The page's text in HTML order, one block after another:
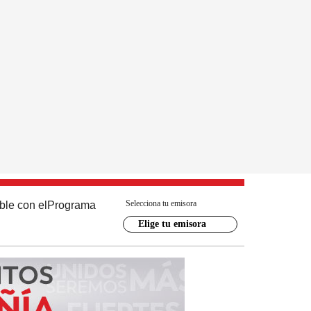
con el Programa Selecciona tu emisora
Elige tu emisora